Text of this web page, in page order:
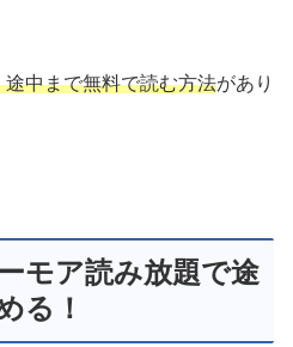
途中まで無料で読む方法があり
モア読み放題で途
る！